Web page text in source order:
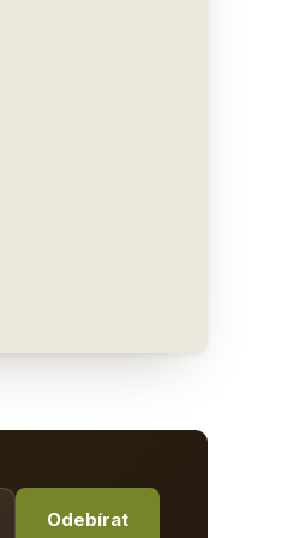
Odebírat